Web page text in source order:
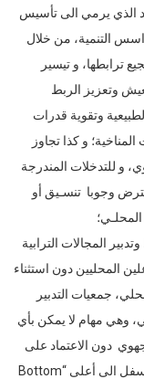
الذي يرمي الى تأسيس
التنمية، من خلال
ترابطها، و تيسير
وتعزيز الربط
وتقوية قدرات
و كذا تجاوز
و للتدخلات المندرجة
وجوبا تنسـيق أو
المجالات الترابية
المحليين دون استثناء
جمعيات التدبير
وهي مهام لا يمكن بأي
دون الاعتماد على
مقاربة تشاركية محلية من قبيل مقاربات أسفل الى أعلى “Bottom